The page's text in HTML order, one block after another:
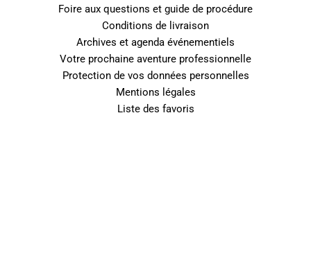
Foire aux questions et guide de procédure
Conditions de livraison
Archives et agenda événementiels
Votre prochaine aventure professionnelle
Protection de vos données personnelles
Mentions légales
Liste des favoris